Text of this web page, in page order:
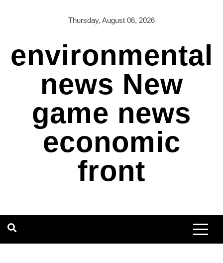
Thursday, August 06, 2026
environmental
news New
game news
economic
front